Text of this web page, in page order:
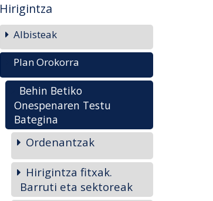
Hirigintza
Albisteak
Plan Orokorra
Behin Betiko
Onespenaren Testu
Bategina
Ordenantzak
Hirigintza fitxak.
Barruti eta sektoreak